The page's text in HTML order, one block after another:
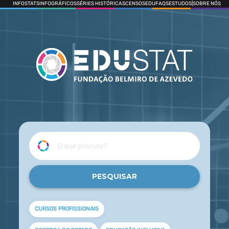
INFOSTATSINFOGRÁFICOSSÉRIES HISTÓRICASCENSOSEDUFAQSESTUDOSSOBRE NÓS
CURSOS PROFISSIONAIS